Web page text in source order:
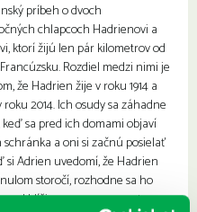
príbeh o dvoch
chlapcoch Hadrienovi a
ktorí žijú len pár kilometrov od
Rozdiel medzi nimi je
že Hadrien žije v roku 1914 a
2014. Ich osudy sa záhadne
sa pred ich domami objaví
a oni si začnú posielať
si Adrien uvedomí, že Hadrien
storočí, rozhodne sa ho
blížiacou sa prvou svetovou